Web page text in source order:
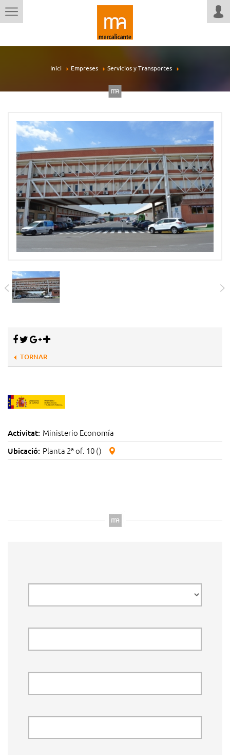
Inici Empreses Servicios y Transportes
TORNAR
Activitat: Ministerio Economía
Ubicació: Planta 2ª of. 10 ()